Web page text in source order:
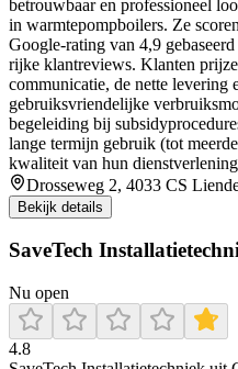
betrouwbaar en professioneel
in warmtepompboilers. Ze
Google-rating van 4,9
rijke klantreviews. Klanten
communicatie, de nette levering
gebruiksvriendelijke
begeleiding bij
lange termijn gebruik (tot
kwaliteit van hun
Drosseweg 2, 4033 CS
Bekijk details
SaveTech
Nu open
4.8